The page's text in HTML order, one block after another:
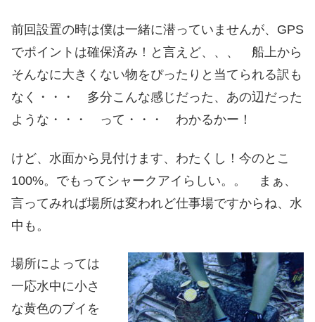
前回設置の時は僕は一緒に潜っていませんが、GPS
でポイントは確保済み！と言えど、、、 船上から
そんなに大きくない物をぴったりと当てられる訳も
なく・・・ 多分こんな感じだった、あの辺だった
ような・・・ って・・・ わかるかー！
けど、水面から見付けます、わたくし！今のとこ
100%。でもってシャークアイらしい。。 まぁ、
言ってみれば場所は変われど仕事場ですからね、水
中も。
場所によっては
一応水中に小さ
な黄色のブイを